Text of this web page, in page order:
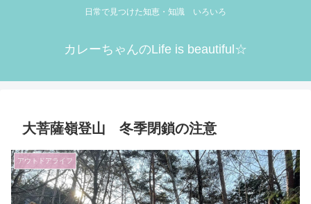
日常で見つけた知恵・知識 いろいろ
カレーちゃんのLife is beautiful☆
大菩薩嶺登山 冬季閉鎖の注意
アウトドアライフ